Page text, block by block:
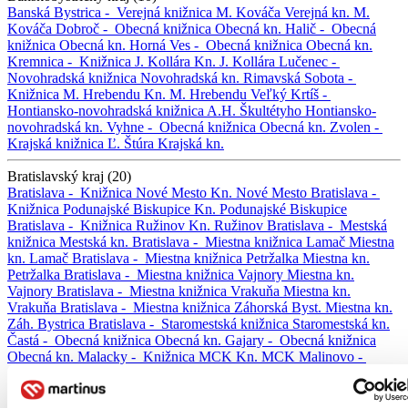
Banská Bystrica - Verejná knižnica M. Kováča Verejná kn. M.
Kováča Dobroč - Obecná knižnica Obecná kn. Halič - Obecná
knižnica Obecná kn. Horná Ves - Obecná knižnica Obecná kn.
Kremnica - Knižnica J. Kollára Kn. J. Kollára Lučenec -
Novohradská knižnica Novohradská kn. Rimavská Sobota -
Knižnica M. Hrebendu Kn. M. Hrebendu Veľký Krtíš -
Hontiansko-novohradská knižnica A.H. Škultétyho Hontiansko-
novohradská kn. Vyhne - Obecná knižnica Obecná kn. Zvolen -
Krajská knižnica Ľ. Štúra Krajská kn.
Bratislavský kraj (20)
Bratislava - Knižnica Nové Mesto Kn. Nové Mesto Bratislava -
Knižnica Podunajské Biskupice Kn. Podunajské Biskupice
Bratislava - Knižnica Ružinov Kn. Ružinov Bratislava - Mestská
knižnica Mestská kn. Bratislava - Miestna knižnica Lamač Miestna
kn. Lamač Bratislava - Miestna knižnica Petržalka Miestna kn.
Petržalka Bratislava - Miestna knižnica Vajnory Miestna kn.
Vajnory Bratislava - Miestna knižnica Vrakuňa Miestna kn.
Vrakuňa Bratislava - Miestna knižnica Záhorská Byst. Miestna kn.
Záh. Bystrica Bratislava - Staromestská knižnica Staromestská kn.
Častá - Obecná knižnica Obecná kn. Gajary - Obecná knižnica
Obecná kn. Malacky - Knižnica MCK Kn. MCK Malinovo -
Obecná kn. Pezinok -
Malokarpatská kn.